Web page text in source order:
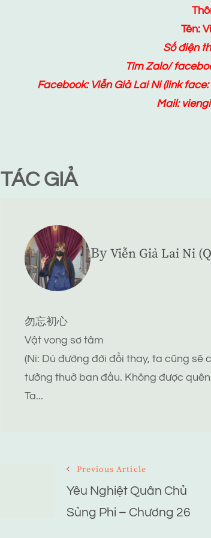
Tên:
Số điện
Tìm Zalo/
Facebook: Viễn Giả Lai Ni(link face:
Mail:
TÁC GIẢ
By Viễn Giả Lai Ni
勿忘初心
Vật vong sơ tâm
(Ni: Dù đường đời đổi thay, ta cũng
tưởng thuở ban đầu. Không được
Ta...
Navigation
Previous Article
Yêu Nghiệt Quân Chủ
Sủng Phi – Chương 26